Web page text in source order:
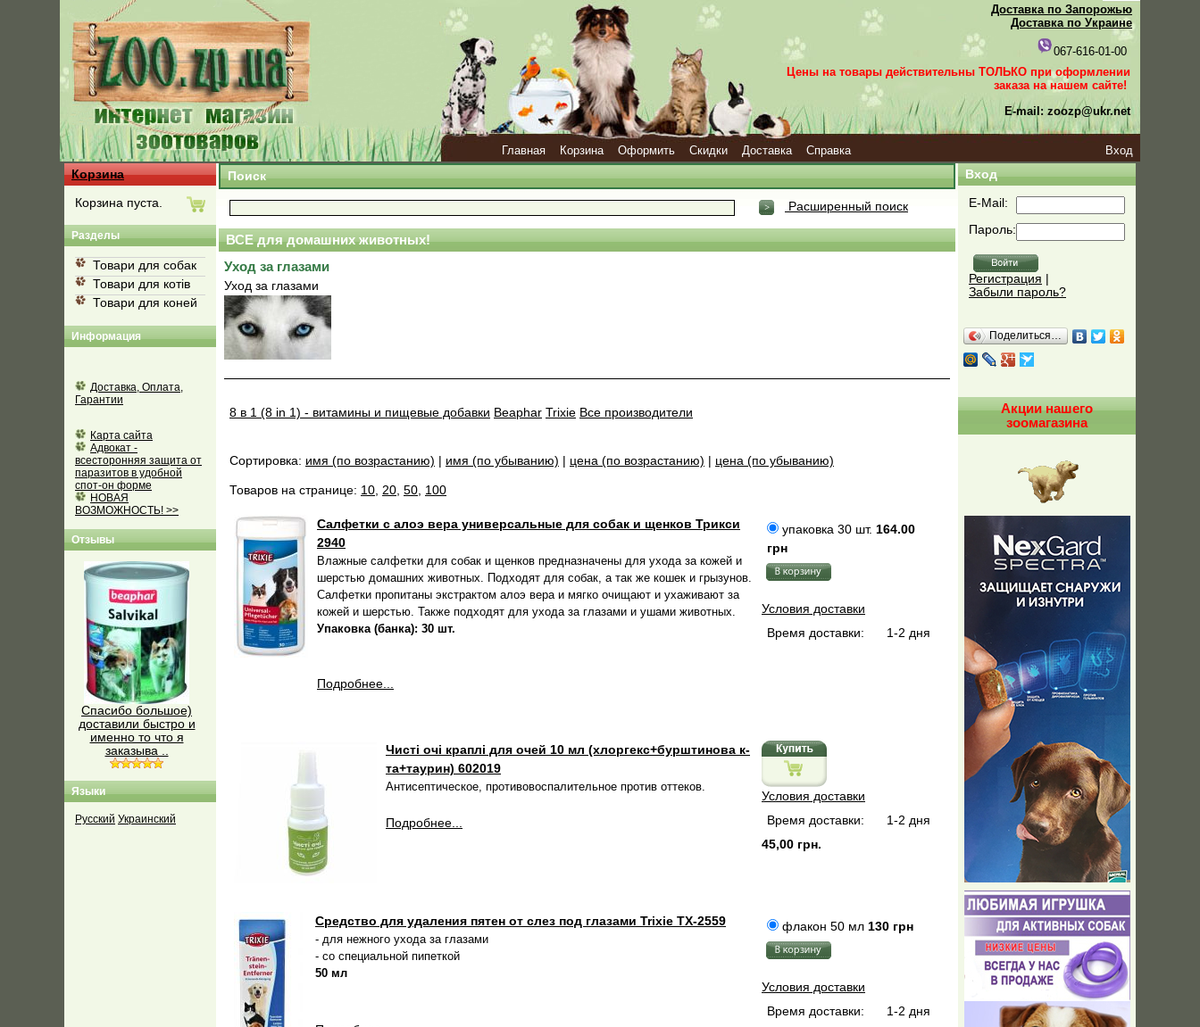
Доставка по Запорожью
Доставка по Украине
067-616-01-00
Цены на товары действительны ТОЛЬКО при оформлении
заказа на нашем сайте!
E-mail: zoozp@ukr.net
Главная Корзина Оформить Скидки Доставка Справка
Вход
Корзина
Корзина пуста.
Разделы
Товари для собак
Товари для котів
Товари для коней
Информация
Доставка, Оплата,
Гарантии
Карта сайта
Адвокат -
всесторонняя защита от
паразитов в удобной
спот-он форме
НОВАЯ
ВОЗМОЖНОСТЬ! >>
Отзывы
Спасибо большое)
доставили быстро и
именно то что я
заказыва ..
Языки
Русский Украинский
Поиск
Расширенный поиск
ВСЕ для домашних животных!
Уход за глазами
Уход за глазами
8 в 1 (8 in 1) - витамины и пищевые добавки Beaphar Trixie Все производители
Сортировка: имя (по возрастанию) | имя (по убыванию) | цена (по возрастанию) | цена (по убыванию)
Товаров на странице: 10 20 50 100
Салфетки с алоэ вера универсальные для собак и щенков Трикси
2940
Влажные салфетки для собак и щенков предназначены для ухода за кожей и
шерстью домашних животных. Подходят для собак, а так же кошек и грызунов.
Салфетки пропитаны экстрактом алоэ вера и мягко очищают и ухаживают за
кожей и шерстью. Также подходят для ухода за глазами и ушами животных.
Упаковка (банка): 30 шт.
Подробнее...
упаковка 30 шт. 164.00
грн
Условия доставки
Время доставки:
1-2 дня
Чисті очі краплі для очей 10 мл (хлоргекс+бурштинова к-
та+таурин) 602019
Антисептическое, противовоспалительное против оттеков.
Подробнее...
Условия доставки
Время доставки:
1-2 дня
45,00 грн.
Средство для удаления пятен от слез под глазами Trixie TX-2559
- для нежного ухода за глазами
- со специальной пипеткой
50 мл
флакон 50 мл 130 грн
Условия доставки
Время доставки:
1-2 дня
Вход
E-Mail:
Пароль:
Регистрация
Забыли пароль?
Поделиться…
Акции нашего
зоомагазина